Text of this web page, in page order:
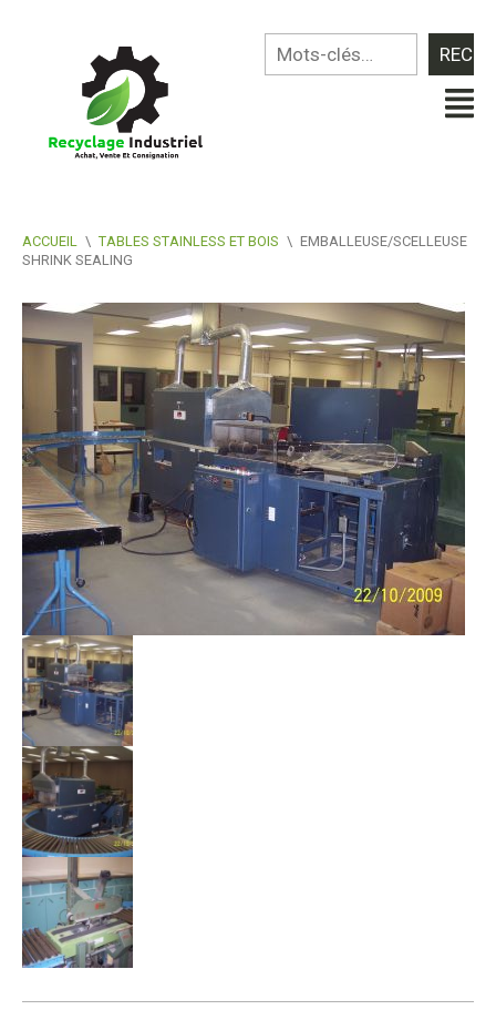
ACCUEIL \ TABLES STAINLESS ET BOIS \ EMBALLEUSE/SCELLEUSE
SHRINK SEALING